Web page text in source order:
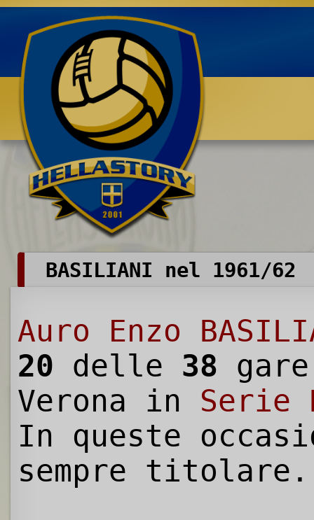
Benvenuti su HELLASTORY.net
BASILIANI nel 1961/62
Auro Enzo
20 delle 38
Verona in Serie
In queste
sempre titolare.